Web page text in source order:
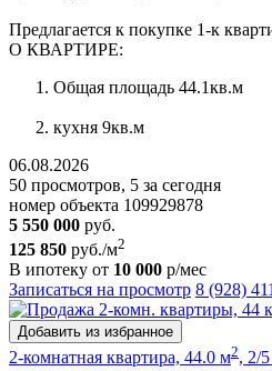
Предлагается к покупке 1-к
О КВАРТИРЕ:
Общая площадь 44.1кв.м
кухня 9кв.м
06.08.2026
50 просмотров, 5 за сегодня
номер объекта 109929878
5 550 000 руб.
125 850 руб./м2
В ипотеку от 10 000 р/мес
Записаться на просмотр 8 (928)
Добавить из избранное
2-комнатная квартира, 44.0 м2, 2/